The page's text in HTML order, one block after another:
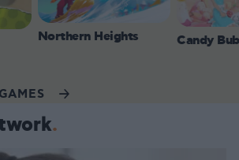
Northern Heights Candy